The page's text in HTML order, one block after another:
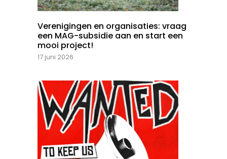
Verenigingen en organisaties: vraag
een MAG-subsidie aan en start een
mooi project!
17 juni 2026